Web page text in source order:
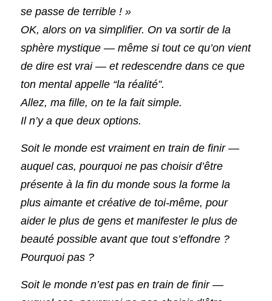
se passe de terrible ! »
OK, alors on va simplifier. On va sortir de la
sphère mystique — même si tout ce qu’on vient
de dire est vrai — et redescendre dans ce que
ton mental appelle “la réalité”.
Allez, ma fille, on te la fait simple.
Il n’y a que deux options.
Soit le monde est vraiment en train de finir —
auquel cas, pourquoi ne pas choisir d’être
présente à la fin du monde sous la forme la
plus aimante et créative de toi-même, pour
aider le plus de gens et manifester le plus de
beauté possible avant que tout s’effondre ?
Pourquoi pas ?
Soit le monde n’est pas en train de finir —